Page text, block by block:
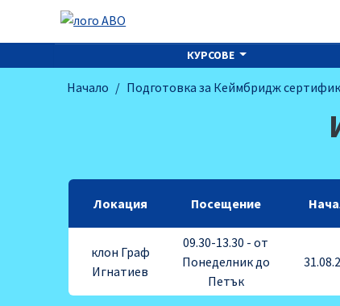
КУРСОВЕ
Начало Подготовка за Кеймбридж
Локация Посещение
клон Граф
Игнатиев
09.30-13.30 - от
Понеделник до
Петък